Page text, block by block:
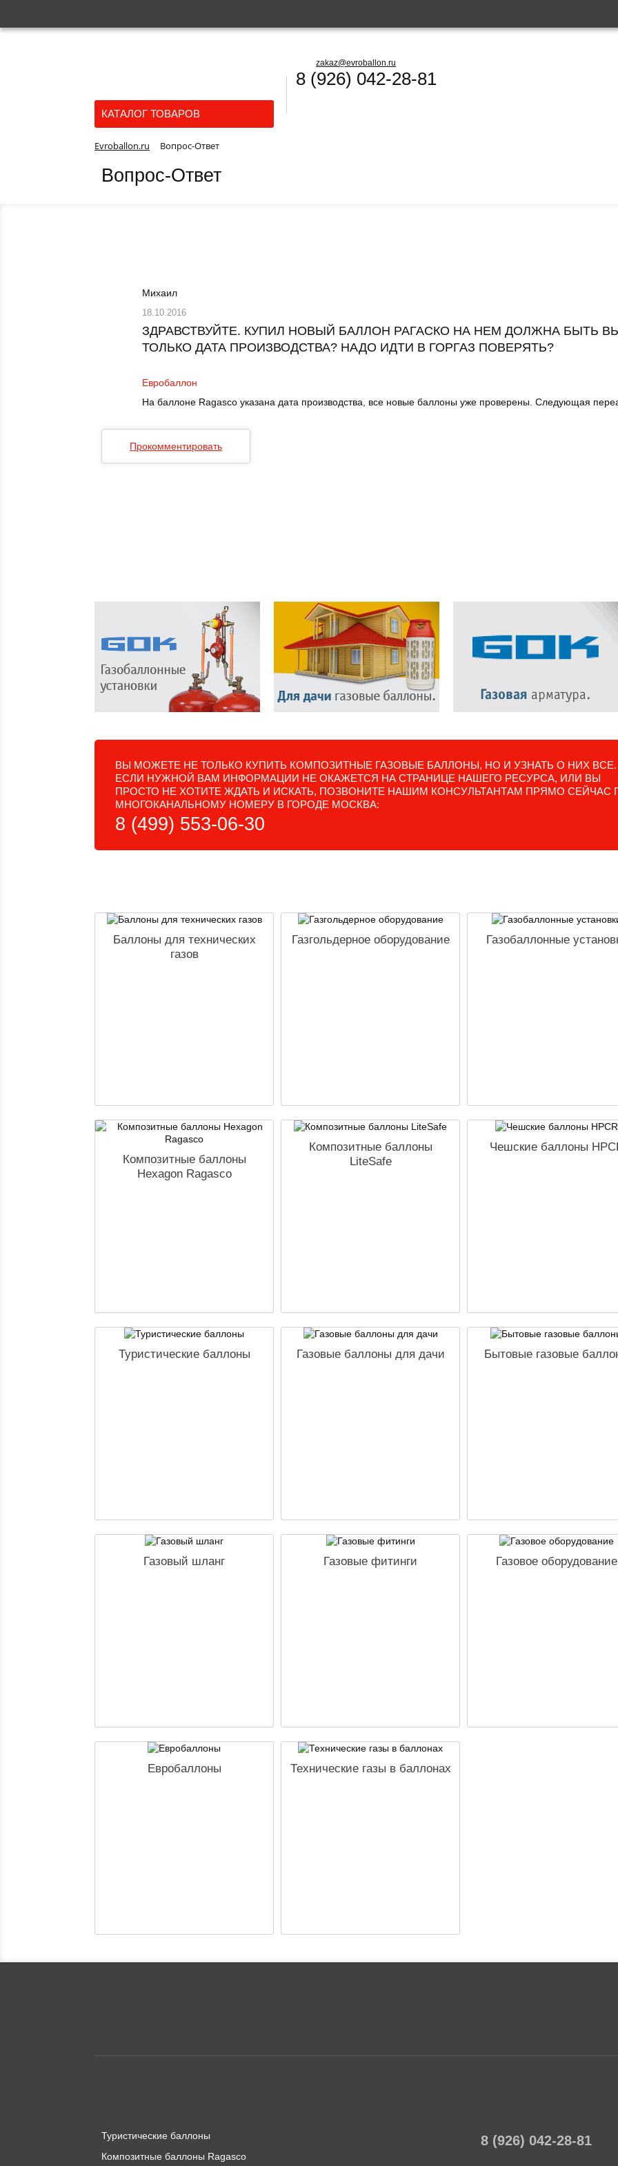
zakaz@evroballon.ru
8 (926) 042-28-81
КАТАЛОГ ТОВАРОВ
Evroballon.ru Вопрос-Ответ
Вопрос-Ответ
Михаил
18.10.2016
ЗДРАВСТВУЙТЕ. КУПИЛ НОВЫЙ БАЛЛОН РАГАСКО НА НЕМ ДОЛЖНА БЫТЬ
ТОЛЬКО ДАТА ПРОИЗВОДСТВА? НАДО ИДТИ В ГОРГАЗ ПОВЕРЯТЬ?
Евробаллон
На баллоне Ragasco указана дата производства, все новые баллоны уже проверены. Следующая
Прокомментировать
ВЫ МОЖЕТЕ НЕ ТОЛЬКО КУПИТЬ КОМПОЗИТНЫЕ ГАЗОВЫЕ БАЛЛОНЫ, НО И УЗНАТЬ О НИХ ВСЕ.
ЕСЛИ НУЖНОЙ ВАМ ИНФОРМАЦИИ НЕ ОКАЖЕТСЯ НА СТРАНИЦЕ НАШЕГО РЕСУРСА, ИЛИ ВЫ
ПРОСТО НЕ ХОТИТЕ ЖДАТЬ И ИСКАТЬ, ПОЗВОНИТЕ НАШИМ КОНСУЛЬТАНТАМ ПРЯМО СЕЙЧАС
МНОГОКАНАЛЬНОМУ НОМЕРУ В ГОРОДЕ МОСКВА:
8 (499) 553-06-30
Баллоны для технических
газов
Газгольдерное оборудование Газобаллонные
Композитные баллоны
Hexagon Ragasco
Композитные баллоны
LiteSafe
Чешские баллоны
Туристические баллоны Газовые баллоны для дачи Бытовые газовые
Газовый шланг Газовые фитинги Газовое оборудование
Евробаллоны Технические газы в баллонах
Туристические баллоны
Композитные баллоны Ragasco
8 (926) 042-28-81